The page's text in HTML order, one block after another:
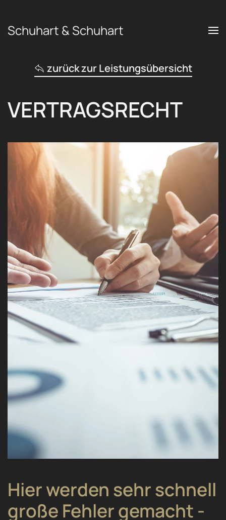
Zum Hauptinhalt springen
Schuhart & Schuhart
zurück zur Leistungsübersicht
VERTRAGSRECHT
Hier werden sehr schnell
große Fehler gemacht -